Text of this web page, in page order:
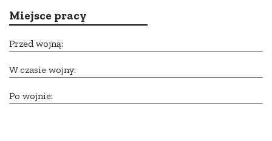
Miejsce pracy
Przed wojną:
W czasie wojny:
Po wojnie: